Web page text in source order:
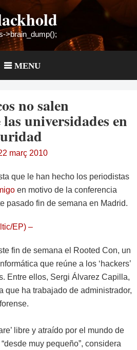
>brain_dump();
MENU
no salen
universidades en
març 2010
que le han hecho los periodistas
en motivo de la conferencia
pasado fin de semana en Madrid.
EP) –
fin de semana el Rooted Con, un
que reúne a los ‘hackers’
Entre ellos, Sergi Álvarez Capilla,
que ha trabajado de administrador,
libre y atraído por el mundo de
muy pequeño”, considera